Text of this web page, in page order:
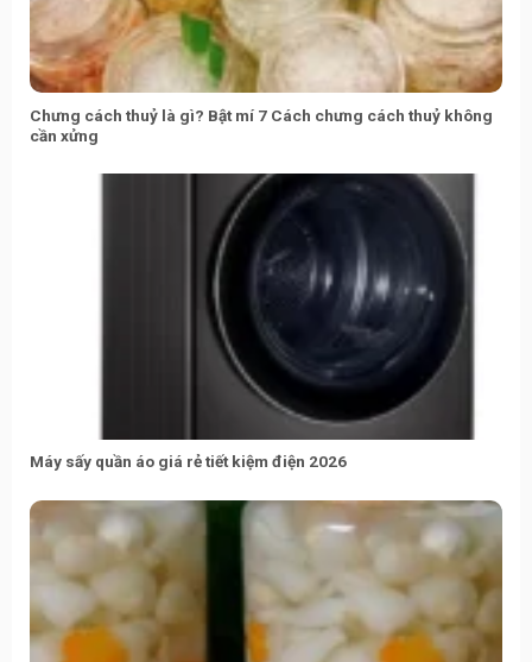
Chưng cách thuỷ là gì? Bật mí 7 Cách chưng cách thuỷ không
cần xửng
Máy sấy quần áo giá rẻ tiết kiệm điện 2026